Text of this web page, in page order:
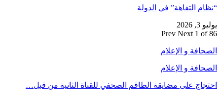
“نظام التفاهة” في الدولة
يوليو 3, 2026
Prev Next 1 of 86
الصحافة و الإعلام
الصحافة و الإعلام
احتجاج على مضايقة الطاقم الصحفي للقناة الثانية من قبل…